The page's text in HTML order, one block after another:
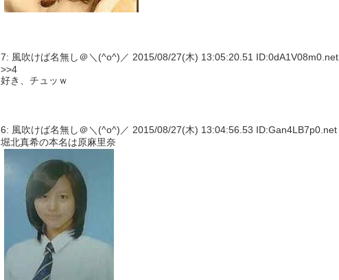
7: 風吹けば名無し＠＼(^o^)／ 2015/08/27(木) 13:05:20.51 ID:0dA1V08m0.net
>>4
好き、チュッｗ
6: 風吹けば名無し＠＼(^o^)／ 2015/08/27(木) 13:04:56.53 ID:Gan4LB7p0.net
堀北真希の本名は原麻里奈